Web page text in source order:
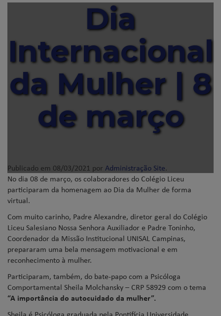
Dia
Internacional
da Mulher | 8
de março
Publicado em 08/03/2021 por Administração Site.
No dia 08 de março, os colaboradores do Colégio Liceu
participaram da homenagem ao Dia da Mulher de forma
virtual.
Com muito carinho, Padre Alexandre, diretor geral do Colégio
Liceu Salesiano Nossa Senhora Auxiliador e Padre Toninho,
Coordenador da Missão Institucional UNISAL Campinas,
prepararam uma bela mensagem motivacional e em
reconhecimento à mulher.
Participaram, também, do bate-papo com a Psicóloga
Comportamental Sheila Molchansky – CRP 58929 com o tema
“A importância do autocuidado da mulher”.